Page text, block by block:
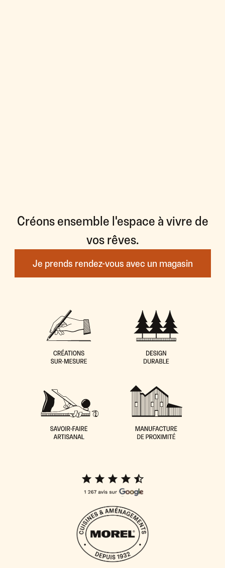
Créons ensemble l'espace à vivre de
vos rêves.
Je prends rendez-vous avec un magasin